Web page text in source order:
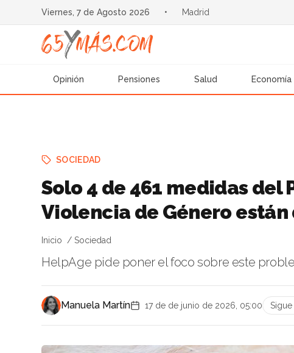
Viernes, 7 de Agosto 2026 • Madrid
Opinión Pensiones Salud Economía
SOCIEDAD
Solo 4 de 461 medidas del
Violencia de Género
Inicio Sociedad
HelpAge pide poner el foco sobre este
Manuela Martín 17 de de junio de 2026, 05:00